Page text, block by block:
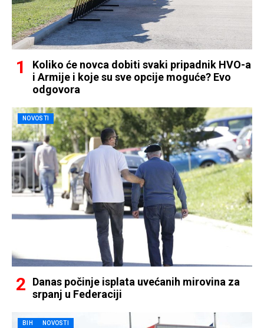
Koliko će novca dobiti svaki pripadnik HVO-a
i Armije i koje su sve opcije moguće? Evo
odgovora
NOVOSTI
Danas počinje isplata uvećanih mirovina za
srpanj u Federaciji
BIH NOVOSTI